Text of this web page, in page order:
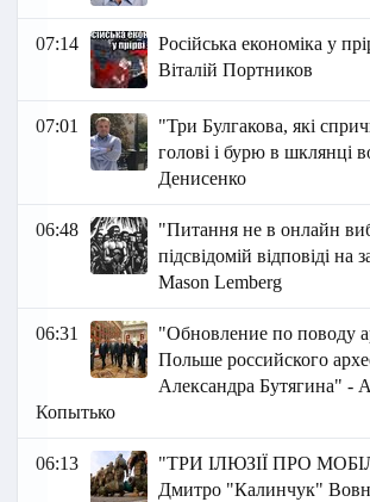
07:14
Російська економіка у
Віталій Портников
07:01
"Три Булгакова, які
голові і бурю в шклянці
Денисенко
06:48
"Питання не в онлайн
підсвідомій відповіді на
Маson Lemberg
06:31
"Обновление по поводу
Польше российского
Александра Бутягина" -
Копытько
06:13
"ТРИ ІЛЮЗІЇ ПРО
Дмитро "Калинчук"